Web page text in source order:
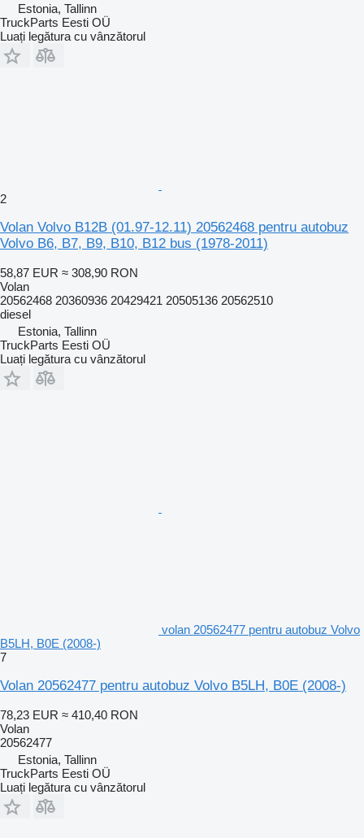
Estonia, Tallinn
TruckParts Eesti OÜ
Luați legătura cu vânzătorul
2
Volan Volvo B12B (01.97-12.11) 20562468 pentru autobuz
Volvo B6, B7, B9, B10, B12 bus (1978-2011)
58,87 EUR ≈ 308,90 RON
Volan
20562468 20360936 20429421 20505136 20562510
diesel
Estonia, Tallinn
TruckParts Eesti OÜ
Luați legătura cu vânzătorul
volan 20562477 pentru autobuz Volvo
B5LH, B0E (2008-)
7
Volan 20562477 pentru autobuz Volvo B5LH, B0E (2008-)
78,23 EUR ≈ 410,40 RON
Volan
20562477
Estonia, Tallinn
TruckParts Eesti OÜ
Luați legătura cu vânzătorul